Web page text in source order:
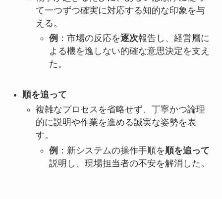
て一つずつ確実に対応する知的な印象を与
える。
例 ：市場の反応を逐次報告し、経営層に
よる機を逸しない的確な意思決定を支え
た。
順を追って
複雑なプロセスを省略せず、丁寧かつ論理
的に説明や作業を進める誠実な姿勢を表
す。
例 ：新システムの操作手順を順を追って
説明し、現場担当者の不安を解消した。